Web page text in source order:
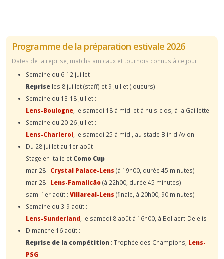
Programme de la préparation estivale 2026
Dates de la reprise, matchs amicaux et tournois connus à ce jour.
Semaine du 6-12 juillet :
Reprise les 8 juillet (staff) et 9 juillet (joueurs)
Semaine du 13-18 juillet :
Lens-Boulogne , le samedi 18 à midi et à huis-clos, à la Gaillette
Semaine du 20-26 juillet :
Lens-Charleroi , le samedi 25 à midi, au stade Blin d'Avion
Du 28 juillet au 1er août :
Stage en Italie et Como Cup
mar.28 : Crystal Palace-Lens (à 19h00, durée 45 minutes)
mar.28 : Lens-Famalicão(à 22h00, durée 45 minutes)
sam. 1er août : Villareal-Lens (finale, à 20h00, 90 minutes)
Semaine du 3-9 août :
Lens-Sunderland , le samedi 8 août à 16h00, à Bollaert-Delelis
Dimanche 16 août :
Reprise de la compétition : Trophée des Champions, Lens-
PSG